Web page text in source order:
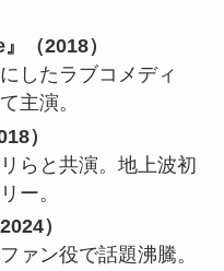
（2018）
したラブコメディ
主演。
）
らと共演。地上波初
ー。
）
ァン役で話題沸騰。